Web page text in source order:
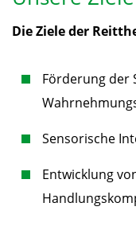
Die Ziele der
Förderung der
Sensorische
Entwicklung